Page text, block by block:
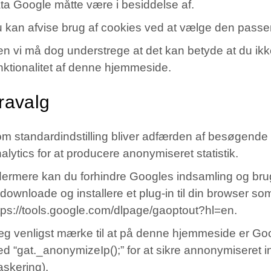
Google måtte være i besiddelse af.
kan afvise brug af cookies ved at vælge den
vi må dog understrege at det kan betyde at du
af denne hjemmeside.
standardindstilling bliver adfærden af
for at producere anonymiseret statistik.
kan du forhindre Googles indsamling og
og installere et plug-in til din browser
tools.google.com/dlpage/gaoptout?hl=en.
venligst mærke til at på denne hjemmeside er
“gat._anonymizeIp();” for at sikre annonymiseret